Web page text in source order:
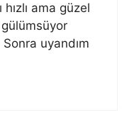
ama güzel
uyandım